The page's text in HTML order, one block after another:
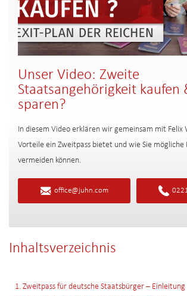
Unser Video: Zweite
Staatsangehörigkeit kaufen
sparen?
In diesem Video erklären wir gemeinsam mit Felix
Vorteile ein Zweitpass bietet und wie Sie mögliche
vermeiden können.
office@juhn.com
Inhaltsverzeichnis
1. Zweitpass für deutsche Staatsbürger – Einleitung